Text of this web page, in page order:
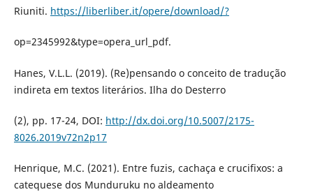
Riuniti. https://liberliber.it/opere/download/?
op=2345992&type=opera_url_pdf.
Hanes, V.L.L. (2019). (Re)pensando o conceito de tradução
indireta em textos literários. Ilha do Desterro
(2), pp. 17-24, DOI: http://dx.doi.org/10.5007/2175-
8026.2019v72n2p17
Henrique, M.C. (2021). Entre fuzis, cachaça e crucifixos: a
catequese dos Munduruku no aldeamento